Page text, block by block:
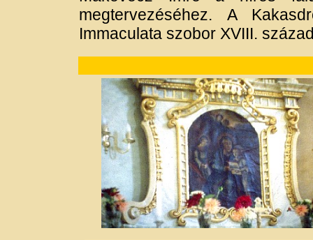
megtervezéséhez. A
Immaculata szobor XVIII.